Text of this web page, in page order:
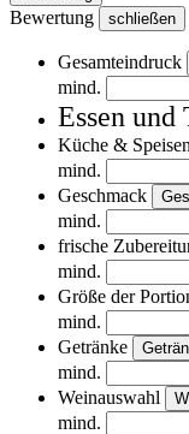
Bewertung schließen
Gesamteindruck
mind.
Essen und
Küche & Speisen
mind.
Geschmack
mind.
frische
mind.
Größe der
mind.
Getränke
mind.
Weinauswahl
mind.